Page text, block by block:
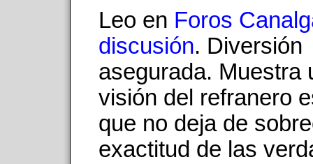
Leo en Foros
discusión. Diversión
asegurada. Muestra
visión del refranero
que no deja de
exactitud de las